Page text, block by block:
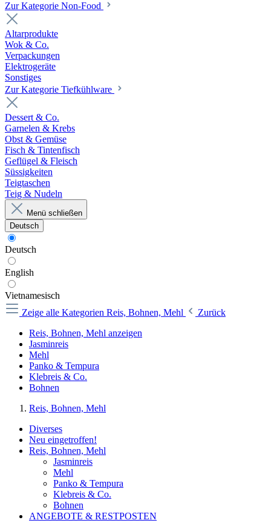
Zur Kategorie Non-Food
Altarprodukte
Wok & Co.
Verpackungen
Elektrogeräte
Sonstiges
Zur Kategorie Tiefkühlware
Dessert & Co.
Garnelen & Krebs
Obst & Gemüse
Fisch & Tintenfisch
Geflügel & Fleisch
Süssigkeiten
Teigtaschen
Teig & Nudeln
Menü schließen
Deutsch
Deutsch
English
Vietnamesisch
Zeige alle Kategorien Reis, Bohnen, Mehl
Zurück
Reis, Bohnen, Mehl anzeigen
Jasminreis
Mehl
Panko & Tempura
Klebreis & Co.
Bohnen
Reis, Bohnen, Mehl
Diverses
Neu eingetroffen!
Reis, Bohnen, Mehl
Jasminreis
Mehl
Panko & Tempura
Klebreis & Co.
Bohnen
ANGEBOTE & RESTPOSTEN